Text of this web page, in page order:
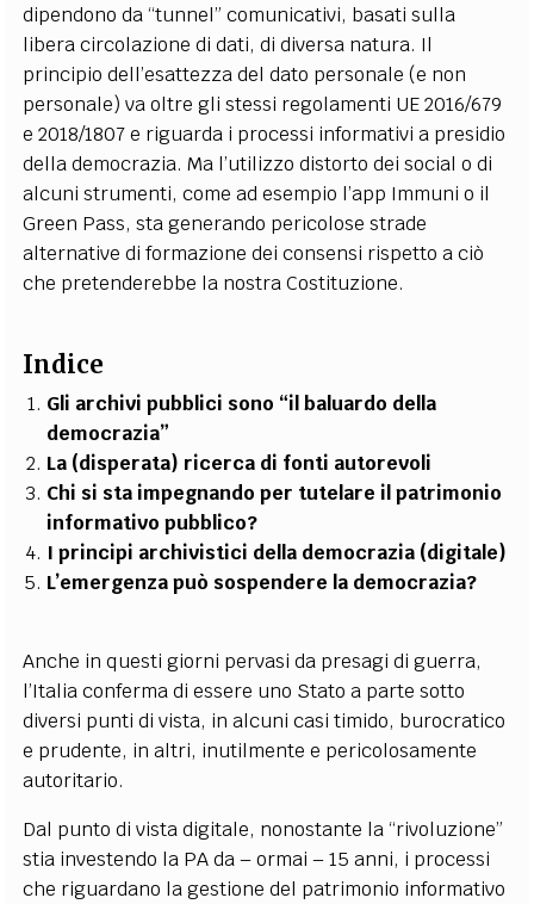
dipendono da “tunnel” comunicativi, basati sulla
libera circolazione di dati, di diversa natura. Il
principio dell’esattezza del dato personale (e non
personale) va oltre gli stessi regolamenti UE 2016/679
e 2018/1807 e riguarda i processi informativi a presidio
della democrazia. Ma l’utilizzo distorto dei social o di
alcuni strumenti, come ad esempio l’app Immuni o il
Green Pass, sta generando pericolose strade
alternative di formazione dei consensi rispetto a ciò
che pretenderebbe la nostra Costituzione.
Indice
Gli archivi pubblici sono “il baluardo della
democrazia”
La (disperata) ricerca di fonti autorevoli
Chi si sta impegnando per tutelare il patrimonio
informativo pubblico?
I principi archivistici della democrazia (digitale)
L’emergenza può sospendere la democrazia?
Anche in questi giorni pervasi da presagi di guerra,
l’Italia conferma di essere uno Stato a parte sotto
diversi punti di vista, in alcuni casi timido, burocratico
e prudente, in altri, inutilmente e pericolosamente
autoritario.
Dal punto di vista digitale, nonostante la “rivoluzione”
stia investendo la PA da – ormai – 15 anni, i processi
che riguardano la gestione del patrimonio informativo